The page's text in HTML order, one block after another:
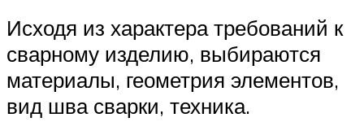
Исходя из характера требований к
сварному изделию, выбираются
материалы, геометрия элементов,
вид шва сварки, техника.